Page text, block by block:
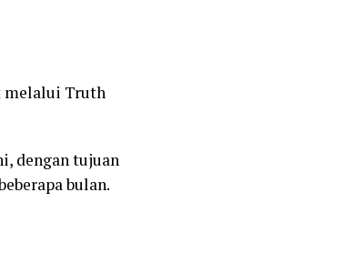
melalui Truth
dengan tujuan
bulan.